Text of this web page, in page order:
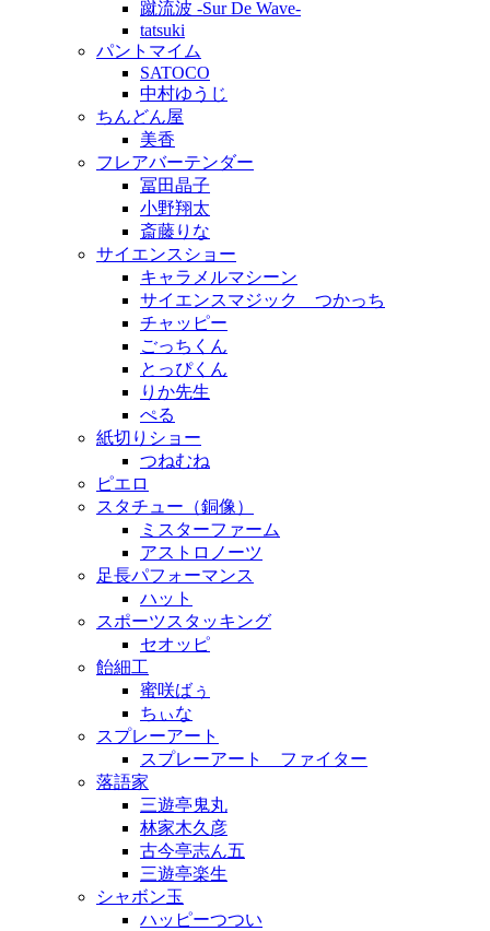
蹴流波 -Sur De Wave-
tatsuki
パントマイム
SATOCO
中村ゆうじ
ちんどん屋
美香
フレアバーテンダー
冨田晶子
小野翔太
斎藤りな
サイエンスショー
キャラメルマシーン
サイエンスマジック つかっち
チャッピー
ごっちくん
とっぴくん
りか先生
ぺる
紙切りショー
つねむね
ピエロ
スタチュー（銅像）
ミスターファーム
アストロノーツ
足長パフォーマンス
ハット
スポーツスタッキング
セオッピ
飴細工
蜜咲ばぅ
ちぃな
スプレーアート
スプレーアート ファイター
落語家
三遊亭鬼丸
林家木久彦
古今亭志ん五
三遊亭楽生
シャボン玉
ハッピーつつい